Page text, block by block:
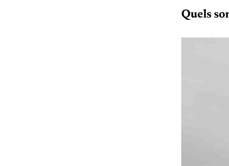
Quels